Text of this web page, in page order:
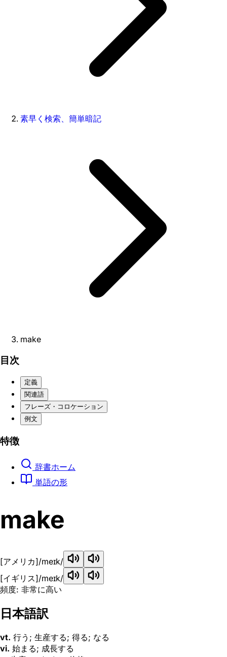
素早く検索、簡単暗記
make
目次
定義
関連語
フレーズ・コロケーション
例文
特徴
辞書ホーム
単語の形
make
[アメリカ]/meɪk/
[イギリス]/meɪk/
頻度: 非常に高い
日本語訳
vt. 行う; 生産する; 得る; なる
vi. 始まる; 成長する